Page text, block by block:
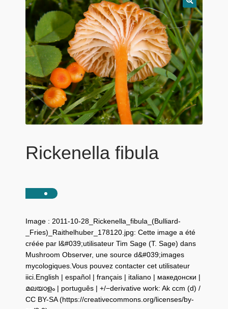
Rickenella fibula
Image : 2011-10-28_Rickenella_fibula_(Bulliard-
_Fries)_Raithelhuber_178120.jpg: Cette image a été
créée par l&#039;utilisateur Tim Sage (T. Sage) dans
Mushroom Observer, une source d&#039;images
mycologiques.Vous pouvez contacter cet utilisateur
iici.English | español | français | italiano | македонски |
മലയാളം | português | +/−derivative work: Ak ccm (d) /
CC BY-SA (https://creativecommons.org/licenses/by-